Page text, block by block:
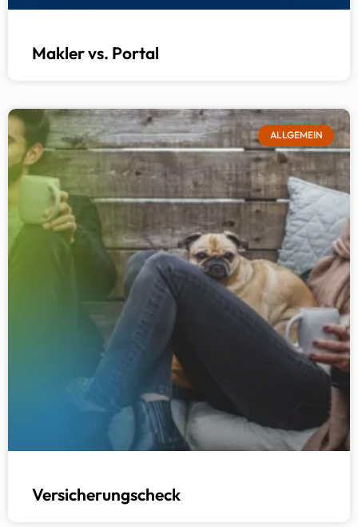
Makler vs. Portal
ALLGEMEIN
Versicherungscheck